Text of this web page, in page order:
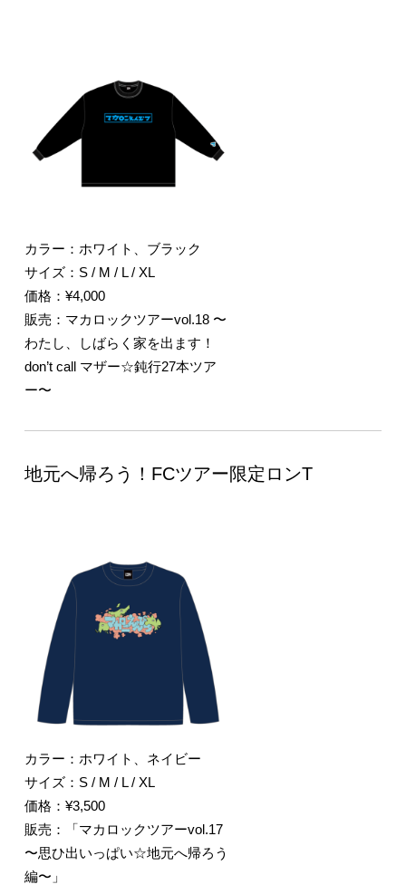
カラー：ホワイト、ブラック
サイズ：S / M / L / XL
価格：¥4,000
販売：マカロックツアーvol.18 〜
わたし、しばらく家を出ます！
don’t call マザー☆鈍行27本ツア
ー〜
地元へ帰ろう！FCツアー限定ロンT
カラー：ホワイト、ネイビー
サイズ：S / M / L / XL
価格：¥3,500
販売：「マカロックツアーvol.17
〜思ひ出いっぱい☆地元へ帰ろう
編〜」